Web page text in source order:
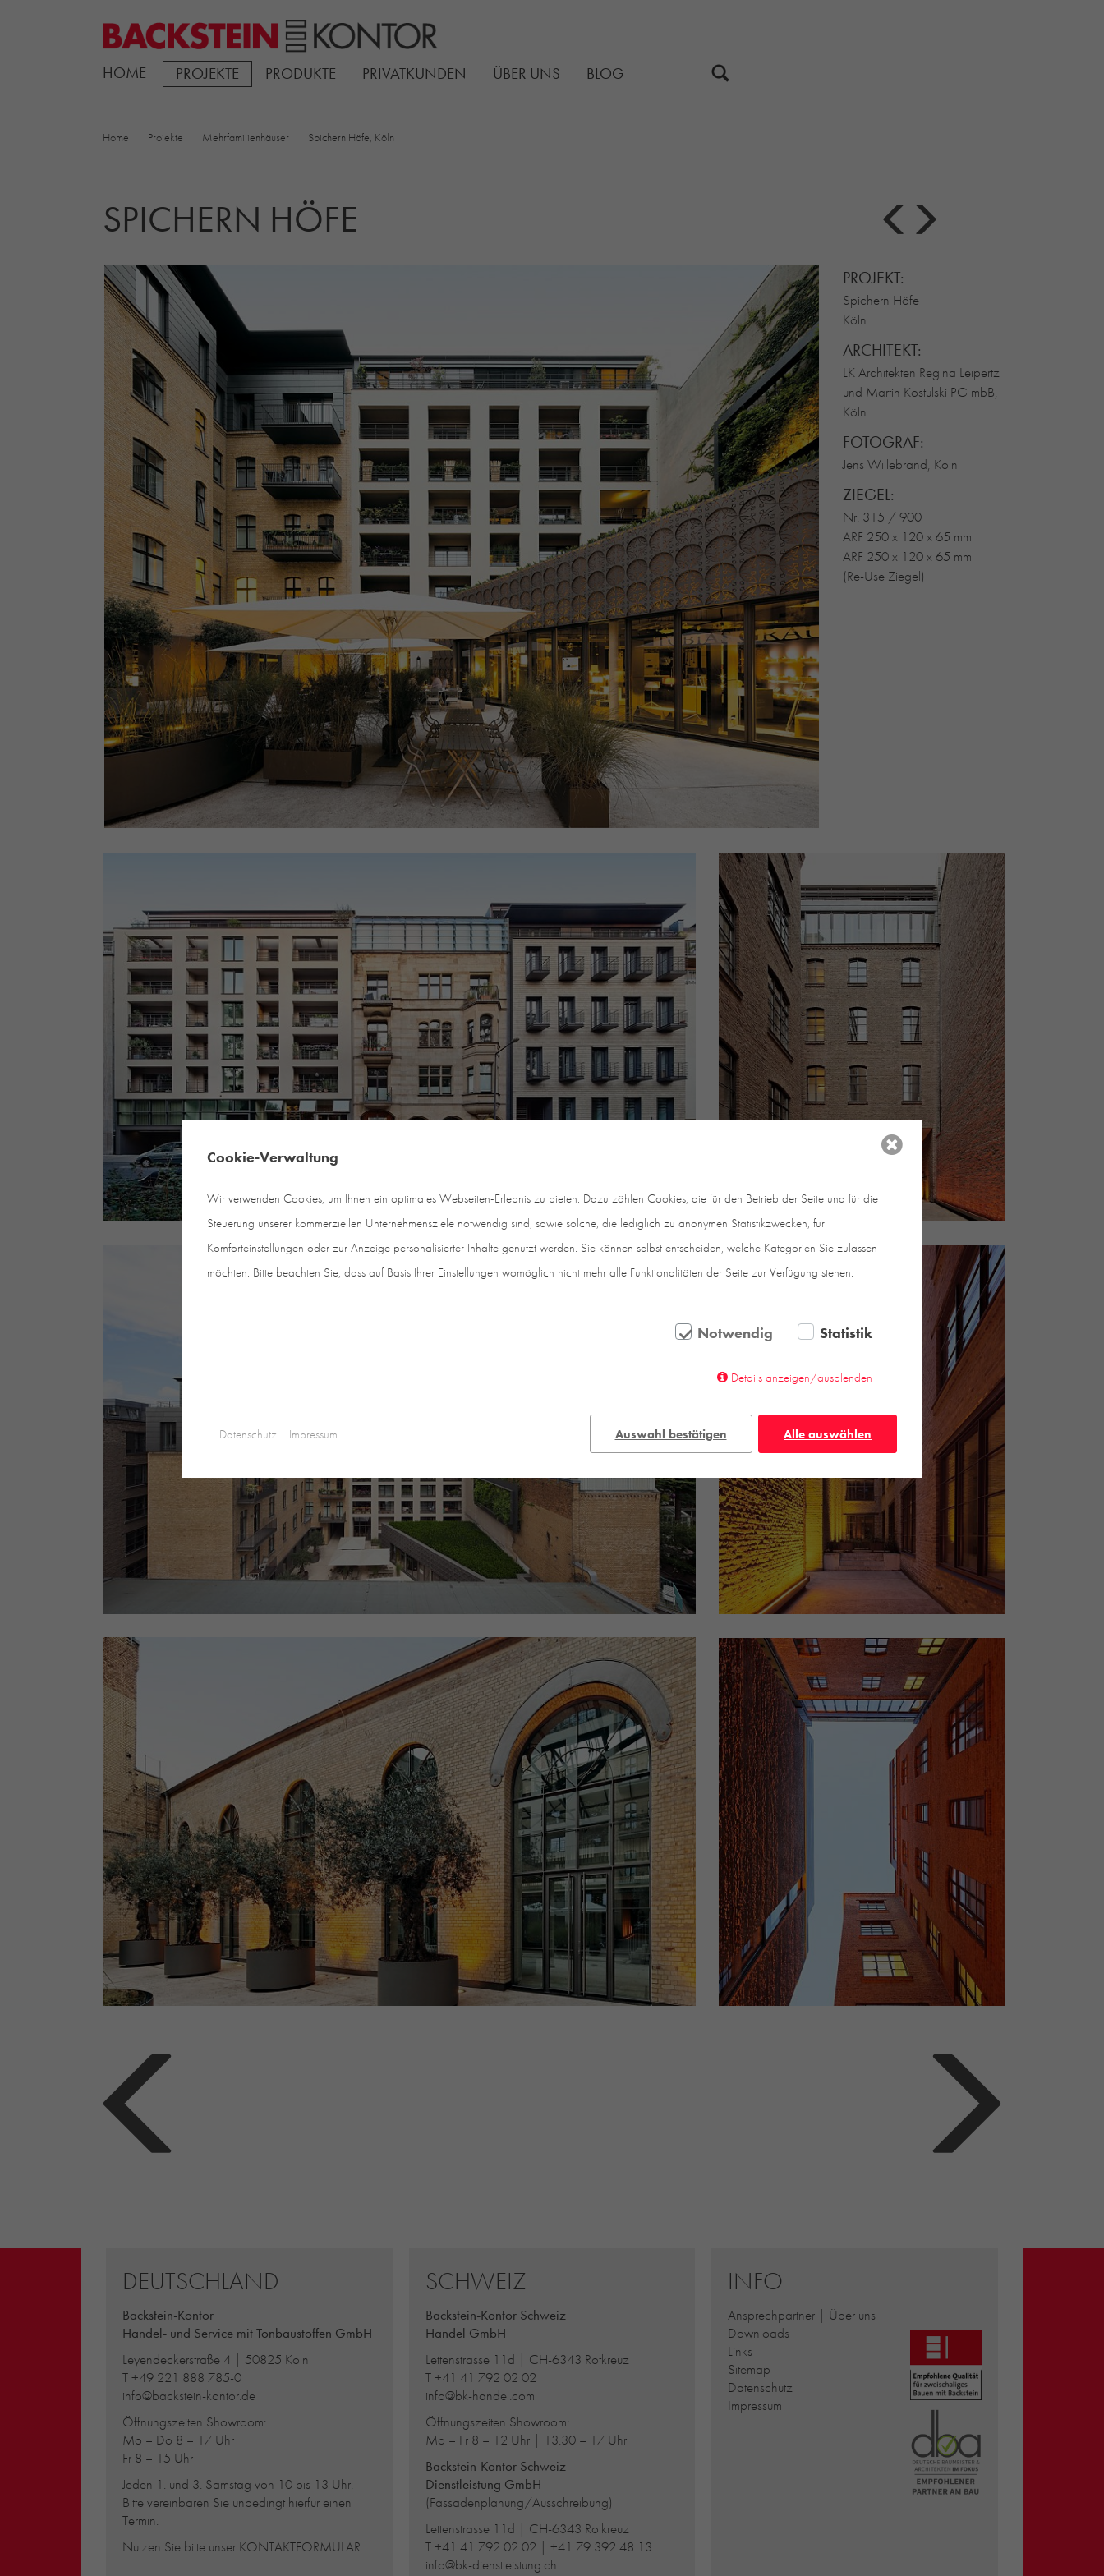
HOME PROJEKTE PRODUKTE PRIVATKUNDEN ÜBER UNS BLOG
Home Projekte Mehrfamilienhäuser Spichern Höfe, Köln
SPICHERN HÖFE
PROJEKT:
Spichern Höfe
Köln
ARCHITEKT:
LK Architekten Regina Leipertz
und Martin Kostulski PG mbB,
Köln
FOTOGRAF:
Jens Willebrand, Köln
ZIEGEL:
Nr. 315 / 900
ARF 250 x 120 x 65 mm
ARF 250 x 120 x 65 mm
(Re-Use Ziegel)
DEUTSCHLAND
Backstein-Kontor
Handel- und Service mit Tonbaustoffen GmbH
Leyendeckerstraße 4 | 50825 Köln
T+49 221 888 785-0
info@backstein-kontor.de
Öffnungszeiten Showroom:
Mo – Do 8 – 17 Uhr
Fr 8 – 15 Uhr
Jeden 1. und 3. Samstag von 10 bis 13 Uhr.
Bitte vereinbaren Sie unbedingt hierfür einen
Termin.
Nutzen Sie bitte unser KONTAKTFORMULAR
SCHWEIZ
Backstein-Kontor Schweiz
Handel GmbH
Lettenstrasse 11d | CH-6343 Rotkreuz
T+41 41 792 02 02
info@bk-handel.com
Öffnungszeiten Showroom:
Mo – Fr 8 – 12 Uhr | 13.30 – 17 Uhr
Backstein-Kontor Schweiz
Dienstleistung GmbH
(Fassadenplanung/Ausschreibung)
Lettenstrasse 11d | CH-6343 Rotkreuz
T+41 41 792 02 02 | +41 79 392 48 13
info@bk-dienstleistung.ch
INFO
Ansprechpartner | Über uns
Downloads
Links
Sitemap
Datenschutz
Impressum
Cookie-Verwaltung
Wir verwenden Cookies, um Ihnen ein optimales Webseiten-Erlebnis zu bieten. Dazu zählen Cookies, die für den Betrieb der Seite und für die
Steuerung unserer kommerziellen Unternehmensziele notwendig sind, sowie solche, die lediglich zu anonymen Statistikzwecken, für
Komforteinstellungen oder zur Anzeige personalisierter Inhalte genutzt werden. Sie können selbst entscheiden, welche Kategorien Sie zulassen
möchten. Bitte beachten Sie, dass auf Basis Ihrer Einstellungen womöglich nicht mehr alle Funktionalitäten der Seite zur Verfügung stehen.
Notwendig Statistik
Details anzeigen/ausblenden
Auswahl bestätigen Alle auswählen
Datenschutz Impressum